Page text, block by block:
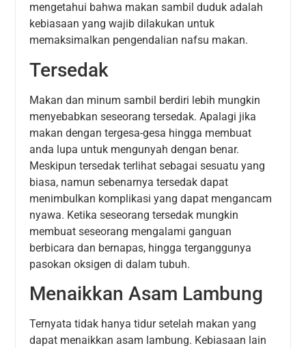
mengetahui bahwa makan sambil duduk adalah
kebiasaan yang wajib dilakukan untuk
memaksimalkan pengendalian nafsu makan.
Tersedak
Makan dan minum sambil berdiri lebih mungkin
menyebabkan seseorang tersedak. Apalagi jika
makan dengan tergesa-gesa hingga membuat
anda lupa untuk mengunyah dengan benar.
Meskipun tersedak terlihat sebagai sesuatu yang
biasa, namun sebenarnya tersedak dapat
menimbulkan komplikasi yang dapat mengancam
nyawa. Ketika seseorang tersedak mungkin
membuat seseorang mengalami ganguan
berbicara dan bernapas, hingga terganggunya
pasokan oksigen di dalam tubuh.
Menaikkan Asam Lambung
Ternyata tidak hanya tidur setelah makan yang
dapat menaikkan asam lambung. Kebiasaan lain